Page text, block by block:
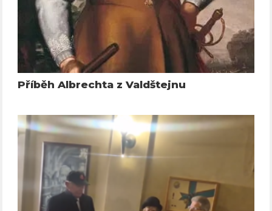
Příběh Albrechta z Valdštejnu